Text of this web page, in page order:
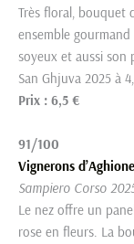
Très floral, bouquet
ensemble
soyeux et aussi son
San Ghjuva 2025 à
Prix : 6,5 €
91/100
Vignerons d’Aghione
Sampiero Corso
Le nez offre un
rose en fleurs. La